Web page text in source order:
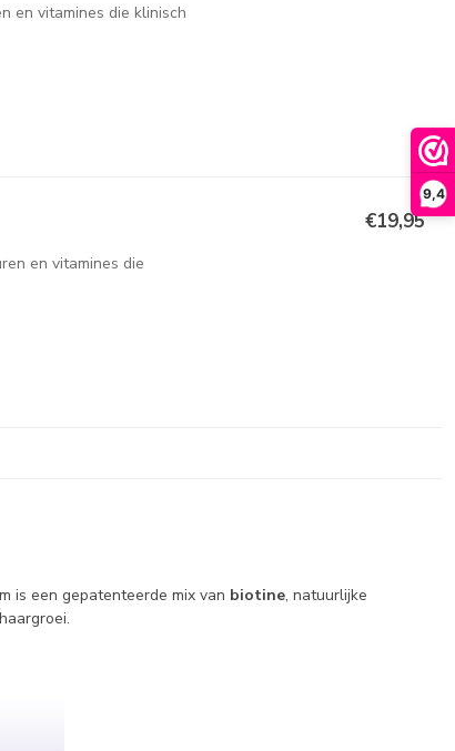
9,4
en vitamines die klinisch
en vitamines die
€19,95
is een gepatenteerde mix van biotine, natuurlijke